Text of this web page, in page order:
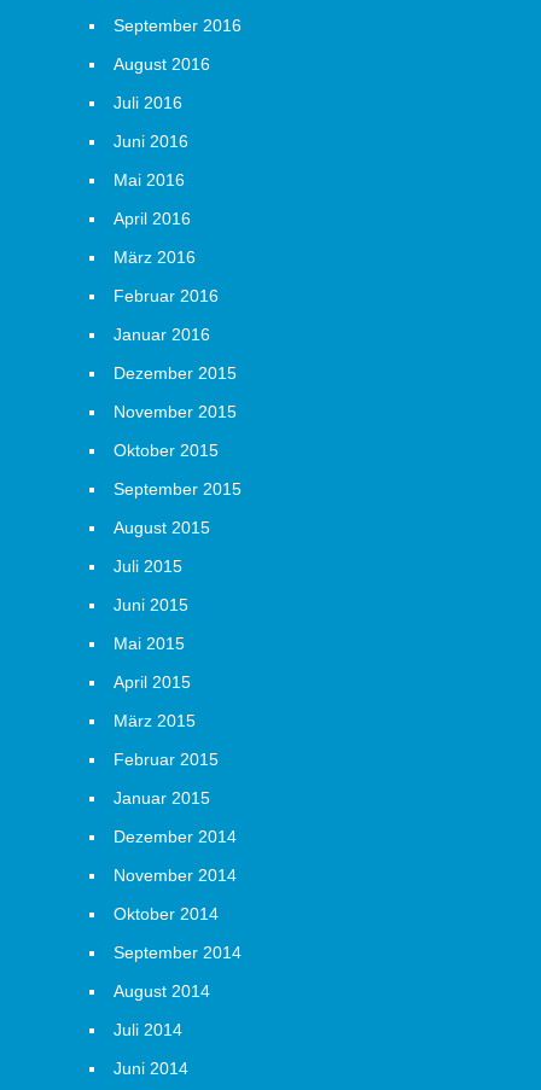
September 2016
August 2016
Juli 2016
Juni 2016
Mai 2016
April 2016
März 2016
Februar 2016
Januar 2016
Dezember 2015
November 2015
Oktober 2015
September 2015
August 2015
Juli 2015
Juni 2015
Mai 2015
April 2015
März 2015
Februar 2015
Januar 2015
Dezember 2014
November 2014
Oktober 2014
September 2014
August 2014
Juli 2014
Juni 2014